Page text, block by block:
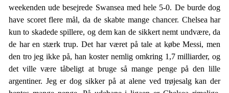
weekenden ude besejrede Swansea med hele 5-0. De burde dog
have scoret flere mål, da de skabte mange chancer. Chelsea har
kun to skadede spillere, og dem kan de sikkert nemt undvære, da
de har en stærk trup. Det har været på tale at købe Messi, men
den tro jeg ikke på, han koster nemlig omkring 1,7 milliarder, og
det ville være tåbeligt at bruge så mange penge på den lille
argentiner. Jeg er dog sikker på at alene ved trøjesalg kan der